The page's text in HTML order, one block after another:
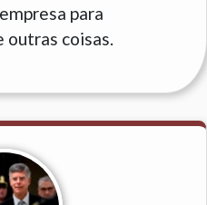
para
outras coisas.